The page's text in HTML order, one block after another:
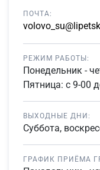
ПОЧТА:
РЕЖИМ РАБОТЫ:
Понедельник -
Пятница: с 9-00
ВЫХОДНЫЕ ДНИ:
Суббота,
ГРАФИК ПРИЁМА